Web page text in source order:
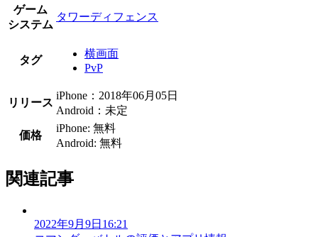
ゲーム
システム
タワーディフェンス
タグ
横画面
PvP
リリース
iPhone：2018年06月05日
Android：未定
価格
iPhone: 無料
Android: 無料
関連記事
2022年9月9日16:21